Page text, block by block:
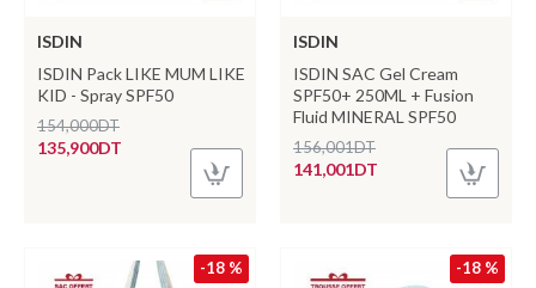
ISDIN
ISDIN Pack LIKE MUM LIKE
KID - Spray SPF50
135,900DT
154,000DT
ISDIN
ISDIN SAC Gel Cream
SPF50+ 250ML + Fusion
Fluid MINERAL SPF50
141,001DT
156,001DT
-18 % -18 %